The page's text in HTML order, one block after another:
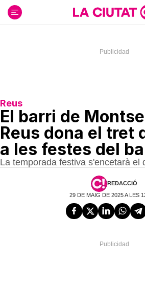
contenido
Reus
El barri de
Reus dona el tret
a les festes del
La temporada festiva s'encetarà el
REDACCIÓ
29 DE MAIG DE 2025 A LES